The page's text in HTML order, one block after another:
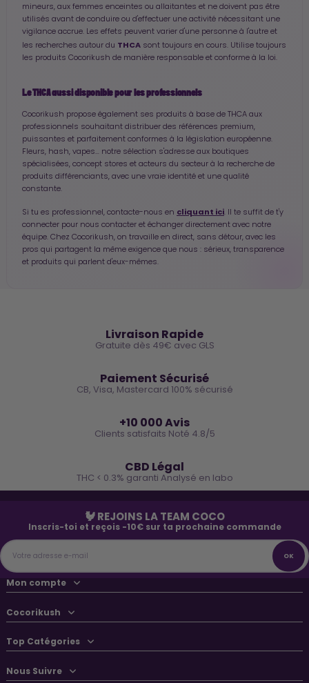
mineurs, aux femmes enceintes ou allaitantes et ne doivent pas être
utilisés avant de conduire ou d'effectuer une activité nécessitant une
vigilance accrue. Les effets peuvent varier d'une personne à l'autre et
les recherches autour du THCA sont toujours en cours. Utilise toujours
les produits Cocorikush de manière responsable et conforme à la loi.
Le THCA aussi disponible pour les professionnels
Cocorikush propose également ses produits à base de THCA aux
professionnels souhaitant distribuer des références premium,
puissantes et parfaitement conformes à la législation européenne.
Fleurs, hash, vapes… notre sélection s'adresse aux boutiques
spécialisées, concept stores et acteurs du secteur à la recherche de
produits différenciants, avec une vraie identité et une qualité
constante.
Si tu es professionnel, contacte-nous en cliquant ici. Il te suffit de t'y
connecter pour nous contacter et échanger directement avec notre
équipe. Chez Cocorikush, on travaille en direct, sans détour, avec les
pros qui partagent la même exigence que nous : sérieux, transparence
et produits qui parlent d'eux-mêmes.
Livraison Rapide
Gratuite dès 49€ avec GLS
Paiement Sécurisé
CB, Visa, Mastercard 100% sécurisé
+10 000 Avis
Clients satisfaits Noté 4.8/5
CBD Légal
THC < 0.3% garanti Analysé en labo
🐓 REJOINS LA TEAM COCO
Inscris-toi et reçois -10€ sur ta prochaine commande
Mon compte
Cocorikush
Top Catégories
Nous Suivre